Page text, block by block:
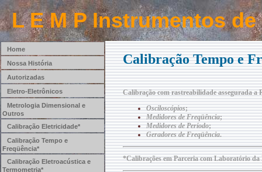
L E M P Instrumentos
Home
Nossa História
Autorizadas
Eletro-Eletrônicos
Metrologia Dimensional e
Outros
Calibração Eletricidade*
Calibração Tempo e
Freqüência*
Calibração Eletroacústica e
Termometria*
Calibração Tempo e
Calibração com rastreabilidade assegurada
Osciloscópios;
Medidores de Freqüência;
Medidores de Período;
Geradores de Freqüência.
*Calibrações em Parceria com Laboratório da